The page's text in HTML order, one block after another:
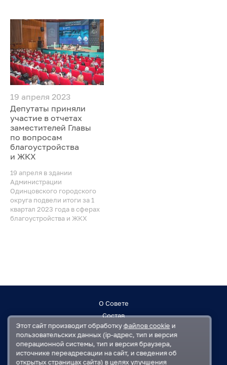
19 апреля 2023
Депутаты приняли
участие в отчетах
заместителей Главы
по вопросам
благоустройства
и ЖКХ
19 апреля в здании
Администрации
Одинцовского городского
округа подвели итоги за 1
квартал 2023 года в сферах
благоустройства и ЖКХ
О Совете
Состав
Заседания
Контакты
Регламент
Этот сайт производит обработкуфайлов cookie и
пользовательских данных (ip-адрес, тип и версия
операционной системы, тип и версия браузера,
источнике переадресации на сайт, и сведения об
открытых страницах сайта) в целях улучшения